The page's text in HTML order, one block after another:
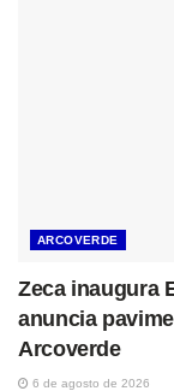
ARCOVERDE
Zeca inaugura
anuncia
Arcoverde
6 de agosto de 2026